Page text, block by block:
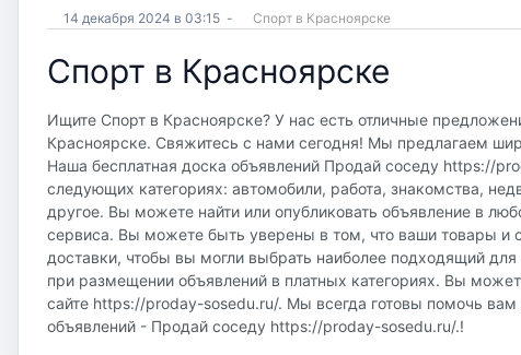
14 декабря 2024 в 03:15 - Спорт в Красноярске
Спорт в Красноярске
Ищите Спорт в Красноярске? У нас есть отличные
Красноярске. Свяжитесь с нами сегодня! Мы предлагаем
Наша бесплатная доска объявлений Продай соседу https://
следующих категориях: автомобили, работа, знакомства,
другое. Вы можете найти или опубликовать объявление в
сервиса. Вы можете быть уверены в том, что ваши товары и
доставки, чтобы вы могли выбрать наиболее подходящий
при размещении объявлений в платных категориях. Вы
сайте https://proday-sosedu.ru/. Мы всегда готовы помочь
объявлений - Продай соседу https://proday-sosedu.ru/.!